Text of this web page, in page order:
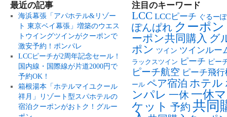
最近の記事
海浜幕張「アパホテル&リゾー
ト 東京ベイ幕張」増築のウエス
トウイングツインがクーポンで
激安予約！ポンパレ
LCCピーチが2周年記念セール！
国内線・国際線が片道2000円で
予約OK！
箱根湯本「ホテルマイユクール
祥月」リゾート型スパホテルの
宿泊クーポンがおトク！グルー
注目のキーワード
LCC LCCピーチ ぐるー
ぽんぱれ クーポン
ーポン共同購入 グ
ポン ツイン ツインルー
ラックスツイン ピーチ ピー
ピーチ航空 ピーチ飛行
ール ペア宿泊 ホテル
ンパレ 一休 一休
ケット 予約 共同